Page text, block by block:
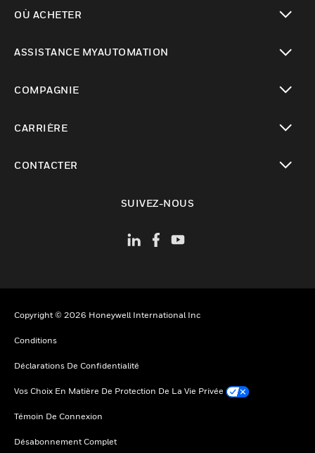
OÙ ACHETER
ASSISTANCE MYAUTOMATION
COMPAGNIE
CARRIÈRE
CONTACTER
SUIVEZ-NOUS
Copyright © 2026 Honeywell International Inc
Conditions
Déclarations De Confidentialité
Vos Choix En Matière De Protection De La Vie Privée
Témoin De Connexion
Désabonnement Complet